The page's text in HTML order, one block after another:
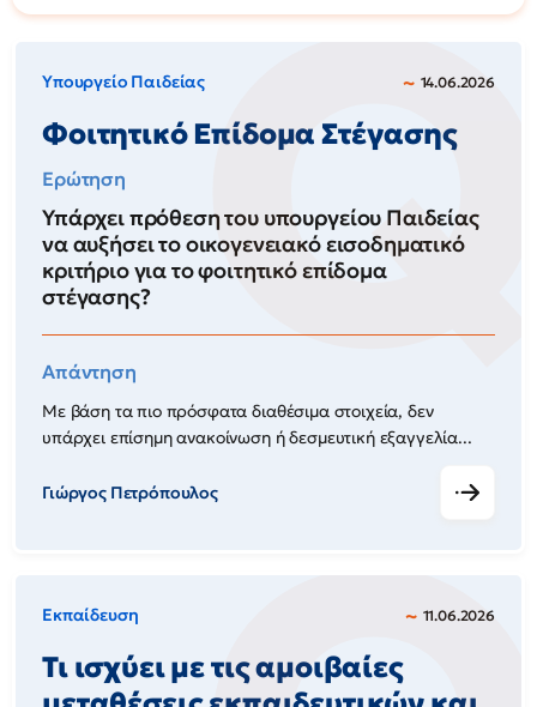
Υπουργείο Παιδείας 14.06.2026
Φοιτητικό Επίδομα Στέγασης
Ερώτηση
Υπάρχει πρόθεση του υπουργείου Παιδείας
να αυξήσει το οικογενειακό εισοδηματικό
κριτήριο για το φοιτητικό επίδομα
στέγασης?
Απάντηση
Με βάση τα πιο πρόσφατα διαθέσιμα στοιχεία, δεν
υπάρχει επίσημη ανακοίνωση ή δεσμευτική εξαγγελία...
Γιώργος Πετρόπουλος
Εκπαίδευση 11.06.2026
Τι ισχύει με τις αμοιβαίες